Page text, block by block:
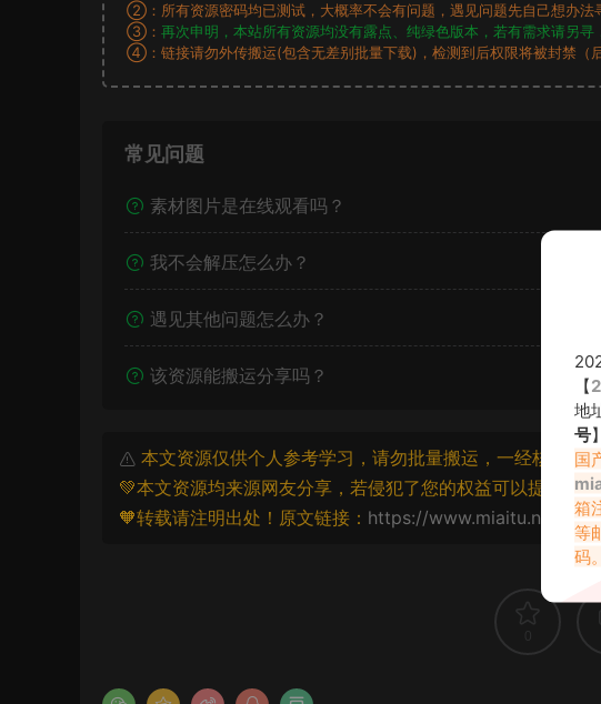
②：所有资源密码均已测试，大概率不会有问题，遇见问题先自己想办法
③： 再次申明，本站所有资源均没有露点、纯绿色版本，若有需求请另寻
④：链接请勿外传搬运(包含无差别批量下载)，检测到后权限将被封禁（后
常见问题
素材图片是在线观看吗？
我不会解压怎么办？
遇见其他问题怎么办？
该资源能搬运分享吗？
本文资源仅供个人参考学习，请勿批量搬运，一经核实将
💚本文资源均来源网友分享，若侵犯了您的权益可以提交工
🧡转载请注明出处！原文链接： https://www.miaitu.net/
【
地
号】
国
箱
等
码。